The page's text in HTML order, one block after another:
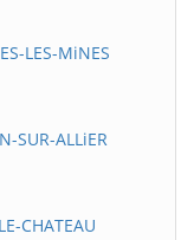
LES-MiNES
SUR-ALLiER
CHATEAU